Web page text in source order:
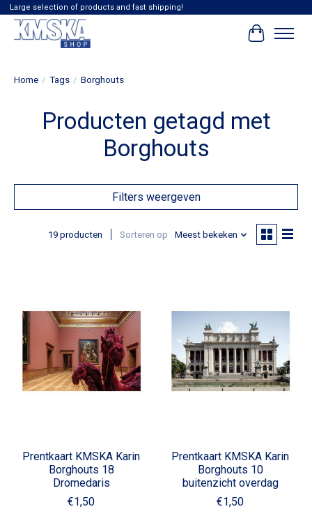
Large selection of products and fast shipping!
Home / Tags / Borghouts
Producten getagd met
Borghouts
Filters weergeven
19 producten Sorteren op Meest bekeken
Prentkaart KMSKA Karin
Borghouts 18
Dromedaris
€1,50
Prentkaart KMSKA Karin
Borghouts 10
buitenzicht overdag
€1,50